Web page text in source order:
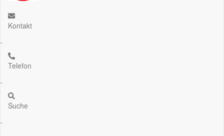
Kontakt
.
Telefon
.
Suche
.